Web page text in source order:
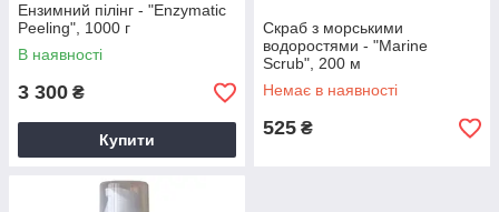
Ензимний пілінг - "Enzymatic
Peeling", 1000 г
В наявності
3 300 ₴
Купити
Скраб з морськими
водоростями - "Marine
Scrub", 200 м
Немає в наявності
525 ₴